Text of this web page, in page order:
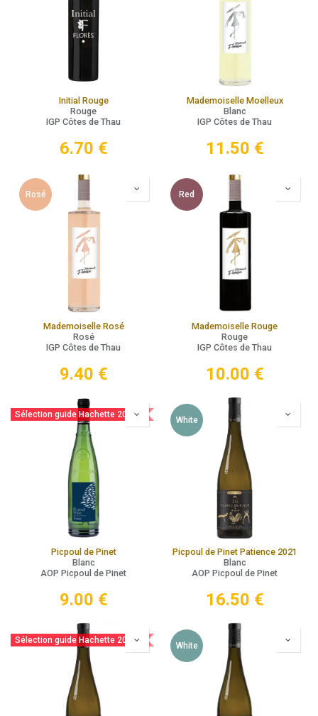
Initial Rouge
Rouge
IGP Côtes de Thau
6.70 €
Mademoiselle Moelleux
Blanc
IGP Côtes de Thau
11.50 €
Rosé
Mademoiselle Rosé
Rosé
IGP Côtes de Thau
9.40 €
Red
Mademoiselle Rouge
Rouge
IGP Côtes de Thau
10.00 €
Sélection guide Hachette 2025
Picpoul de Pinet
Blanc
AOP Picpoul de Pinet
9.00 €
White
Picpoul de Pinet Patience 2021
Blanc
AOP Picpoul de Pinet
16.50 €
Sélection guide Hachette 2025
White